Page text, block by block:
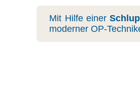
Mit Hilfe einer
moderner OP-